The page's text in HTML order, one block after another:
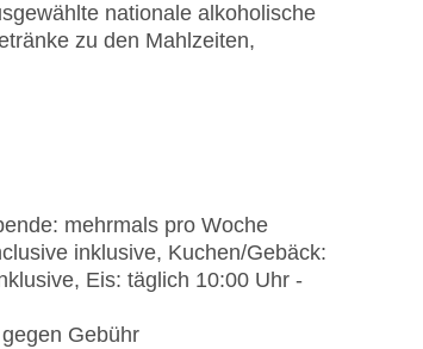
nationale alkoholische
zu den Mahlzeiten,
mehrmals pro Woche
inklusive, Kuchen/Gebäck:
Eis: täglich 10:00 Uhr -
Gebühr